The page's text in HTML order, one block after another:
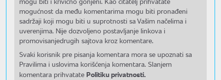
mogućnost da među komentarima mogu biti pronađeni
sadržaji koji mogu biti u suprotnosti sa Vašim načelima i
uverenjima. Nije dozvoljeno postavljanje linkova i
promovisanjedrugih sajtova kroz komentare.
Svaki korisnik pre pisanja komentara mora se upoznati sa
Pravilima i uslovima korišćenja komentara. Slanjem
komentara prihvatate Politiku privatnosti.